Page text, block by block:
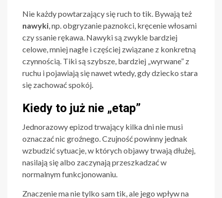
Nie każdy powtarzający się ruch to tik. Bywają też
nawyki, np. obgryzanie paznokci, kręcenie włosami
czy ssanie rękawa. Nawyki są zwykle bardziej
celowe, mniej nagłe i częściej związane z konkretną
czynnością. Tiki są szybsze, bardziej „wyrwane” z
ruchu i pojawiają się nawet wtedy, gdy dziecko stara
się zachować spokój.
Kiedy to już nie „etap”
Jednorazowy epizod trwający kilka dni nie musi
oznaczać nic groźnego. Czujność powinny jednak
wzbudzić sytuacje, w których objawy trwają dłużej,
nasilają się albo zaczynają przeszkadzać w
normalnym funkcjonowaniu.
Znaczenie ma nie tylko sam tik, ale jego wpływ na